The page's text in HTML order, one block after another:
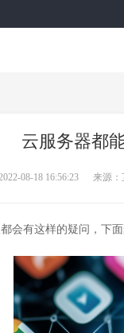
云服务器都
08-18 16:56:23 来源：
会有这样的疑问，下面